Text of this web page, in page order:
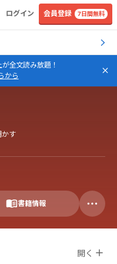
ログイン 会員登録 7日間無料
全文読み放題！
から
かす
書籍情報
開く